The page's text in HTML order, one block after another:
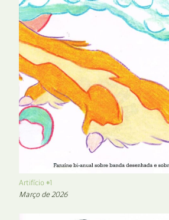
Artifício #1
Março de 2026